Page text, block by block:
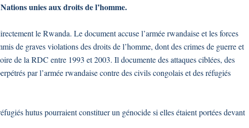
unies aux droits de l’homme.
le Rwanda. Le document accuse l’armée rwandaise et les forces
de graves violations des droits de l’homme, dont des crimes de guerre et
de la RDC entre 1993 et 2003. Il documente des attaques ciblées, des
par l’armée rwandaise contre des civils congolais et des réfugiés
hutus pourraient constituer un génocide si elles étaient portées devant